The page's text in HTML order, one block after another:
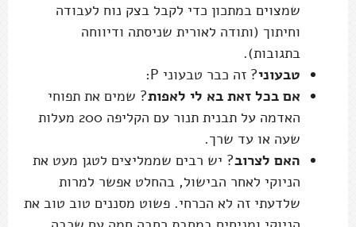
שמצוים במתכון כדי לקבל בצק נוח לעבודה
וחיתוך (ותודה לאורית שניסתה ודיווחה
בתגובות).
טבעוני? זה כבר טבעוני P:
אם בכל זאת בא לי לאפות? שמים את תפוחי
האדמה על תבנית תנור עם הקליפה 200 מעלות
שעה או עד שרך.
האם לצרוב? יש רבים שממליצים לטגן מעט את
הניוקי לאחר הבישול, בהחלט אפשר למרות
שלדעתי זה לא הכרחי. פשוט מסננים טוב טוב את